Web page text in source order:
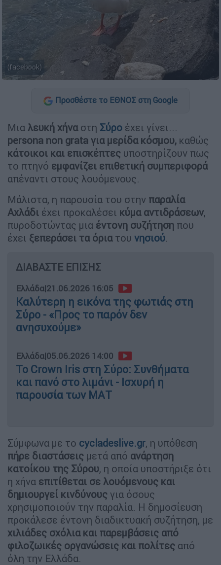
(facebook)
Προσθέστε το ΕΘΝΟΣ στη Google
Μια λευκή χήναστη Σύρο έχει γίνει...
persona non grata για μερίδα κόσμου, καθώς
κάτοικοι και επισκέπτες υποστηρίζουν πως
το πτηνό εμφανίζει επιθετική συμπεριφορά
απέναντι στους λουόμενους.
Μάλιστα, η παρουσία του στην παραλία
Αχλάδι έχει προκαλέσει κύμα αντιδράσεων,
πυροδοτώντας μια έντονη συζήτηση που
έχει ξεπεράσει τα όριατου νησιού.
ΔΙΑΒΑΣΤΕ ΕΠΙΣΗΣ
Ελλάδα|21.06.2026 16:05
Καλύτερη η εικόνα της φωτιάς στη
Σύρο - «Προς το παρόν δεν
ανησυχούμε»
Ελλάδα|05.06.2026 14:00
Το Crown Iris στη Σύρο: Συνθήματα
και πανό στο λιμάνι - Ισχυρή η
παρουσία των ΜΑΤ
Σύμφωνα με το cycladeslive.gr, η υπόθεση
πήρε διαστάσεις μετά από ανάρτηση
κατοίκου της Σύρου, η οποία υποστήριξε ότι
η χήνα επιτίθεται σε λουόμενους και
δημιουργεί κινδύνους για όσους
χρησιμοποιούν την παραλία. Η δημοσίευση
προκάλεσε έντονη διαδικτυακή συζήτηση, με
χιλιάδες σχόλια και παρεμβάσεις από
φιλοζωικές οργανώσεις και πολίτες από
όλη την Ελλάδα.